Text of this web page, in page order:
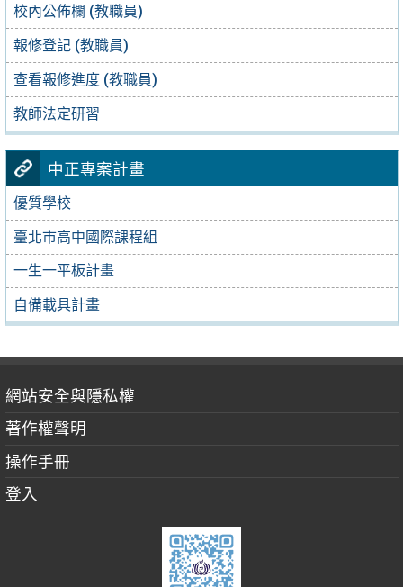
校內公佈欄 (教職員)
報修登記 (教職員)
查看報修進度 (教職員)
教師法定研習
中正專案計畫
優質學校
臺北市高中國際課程組
一生一平板計畫
自備載具計畫
網站安全與隱私權
著作權聲明
操作手冊
登入